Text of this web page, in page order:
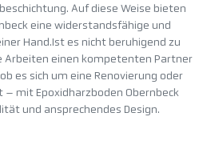
Auf diese Weise bieten
eine widerstandsfähige und
Hand.Ist es nicht beruhigend zu
Arbeiten einen kompetenten Partner
es sich um eine Renovierung oder
mit Epoxidharzboden Obernbeck
und ansprechendes Design.